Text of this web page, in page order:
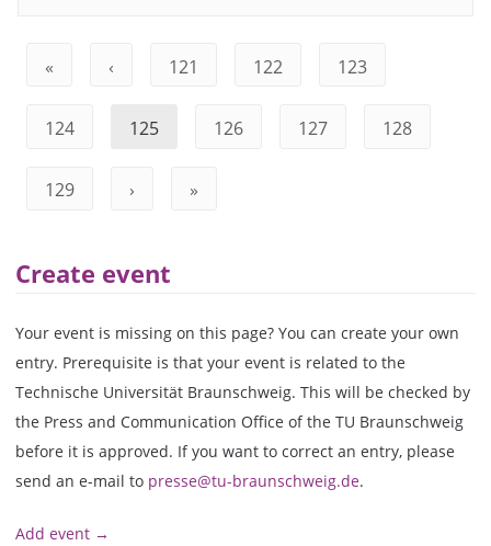
« ‹ 121 122 123
124 125 126 127 128
129 › »
Create event
Your event is missing on this page? You can create your own
entry. Prerequisite is that your event is related to the
Technische Universität Braunschweig. This will be checked by
the Press and Communication Office of the TU Braunschweig
before it is approved. If you want to correct an entry, please
send an e-mail to presse@tu-braunschweig.de.
Add event →